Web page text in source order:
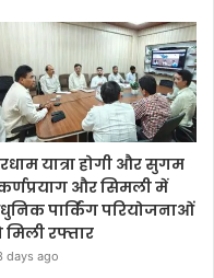
यात्रा होगी और सुगम
और सिमली में
पार्किंग परियोजनाओं
मिली रफ्तार
days ago